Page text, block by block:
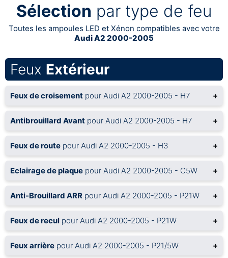
Sélection par type de feu
Toutes les ampoules LED et Xénon compatibles avec votre
Audi A2 2000-2005
Feux Extérieur
Feux de croisement pour Audi A2 2000-2005 - H7 +
Antibrouillard Avant pour Audi A2 2000-2005 - H7 +
Feux de route pour Audi A2 2000-2005 - H3 +
Eclairage de plaque pour Audi A2 2000-2005 - C5W +
Anti-Brouillard ARR pour Audi A2 2000-2005 - P21W +
Feux de recul pour Audi A2 2000-2005 - P21W +
Feux arrière pour Audi A2 2000-2005 - P21/5W +